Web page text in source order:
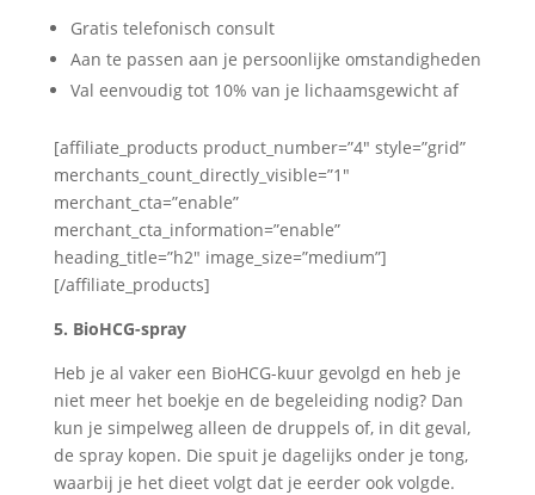
Gratis telefonisch consult
Aan te passen aan je persoonlijke omstandigheden
Val eenvoudig tot 10% van je lichaamsgewicht af
[affiliate_products product_number=”4″ style=”grid”
merchants_count_directly_visible=”1″
merchant_cta=”enable”
merchant_cta_information=”enable”
heading_title=”h2″ image_size=”medium”]
[/affiliate_products]
5. BioHCG-spray
Heb je al vaker een BioHCG-kuur gevolgd en heb je
niet meer het boekje en de begeleiding nodig? Dan
kun je simpelweg alleen de druppels of, in dit geval,
de spray kopen. Die spuit je dagelijks onder je tong,
waarbij je het dieet volgt dat je eerder ook volgde.